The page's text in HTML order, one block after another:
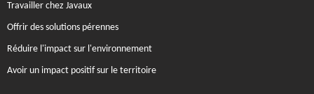
Travailler chez Javaux
Offrir des solutions pérennes
Réduire l'impact sur l'environnement
Avoir un impact positif sur le territoire